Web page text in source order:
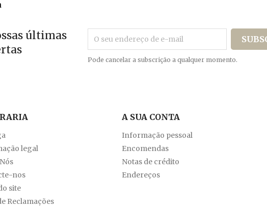
últimas
Pode cancelar a subscrição a qualquer momento.
legal
nos
site
Reclamações
A SUA CONTA
Informação pessoal
Encomendas
Notas de crédito
Endereços